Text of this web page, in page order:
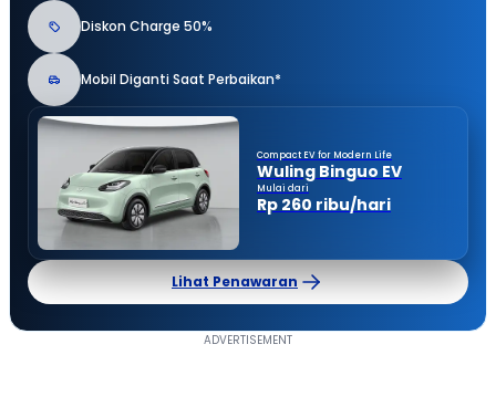
Diskon Charge 50%
Mobil Diganti Saat Perbaikan*
Compact EV for Modern Life
Wuling Binguo EV
Mulai dari
Rp 260 ribu/hari
Lihat Penawaran